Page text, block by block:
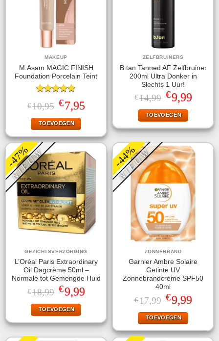
MAKEUP
M.Asam MAGIC FINISH
Foundation Porcelain Teint
Gewaardeerd
5.00uit 5
€10,95 Oorspronkelijke
prijs
was:
€10,95.
€7,95Huidige
prijs
TOEVOEGEN
ZELFBRUINERS
B.tan Tanned AF Zelfbruiner
200ml Ultra Donker in
Slechts 1 Uur!
€14,99 Oorspronkelijke
prijs
was:
€14,99.
€9,99Huidige
prijs
TOEVOEGEN
-47%
NIEUW
GEZICHTSVERZORGING
L’Oréal Paris Extraordinary
Oil Dagcrème 50ml –
Normale tot Gemengde Huid
€18,99 Oorspronkelijke
prijs
was:
€18,99.
€9,99Huidige
prijs
TOEVOEGEN
-44%
NIEUW
ZONNEBRAND
Garnier Ambre Solaire
Getinte UV
Zonnebrandcrème SPF50
40ml
€17,99 Oorspronkelijke
prijs
was:
€17,99.
€9,99Huidige
prijs
TOEVOEGEN